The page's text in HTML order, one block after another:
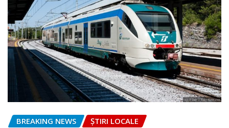
BREAKING NEWS ȘTIRI LOCALE